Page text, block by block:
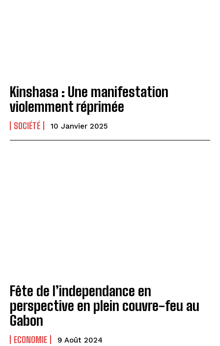
Kinshasa : Une manifestation
violemment réprimée
SOCIÉTÉ 10 Janvier 2025
Fête de l’independance en
perspective en plein couvre-feu au
Gabon
ECONOMIE 9 Août 2024